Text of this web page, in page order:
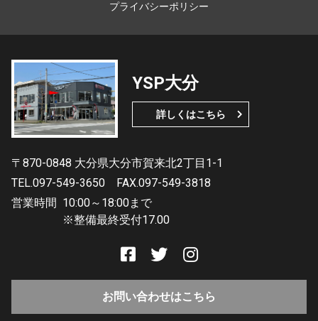
プライバシーポリシー
YSP大分
詳しくはこちら
〒870-0848 大分県大分市賀来北2丁目1-1
TEL.097-549-3650
FAX.097-549-3818
営業時間 10:00～18:00まで
※整備最終受付17.00
お問い合わせはこちら